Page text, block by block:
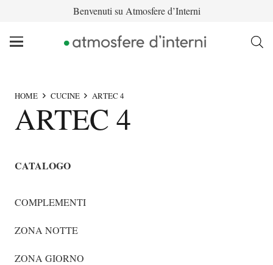
Benvenuti su Atmosfere d’Interni
HOME CUCINE ARTEC 4
ARTEC 4
CATALOGO
COMPLEMENTI
ZONA NOTTE
ZONA GIORNO